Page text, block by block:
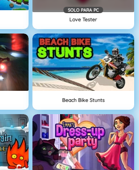
SOLO PARA PC
Love Tester
Beach Bike Stunts